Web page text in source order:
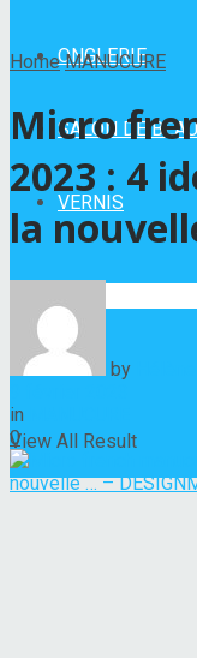
ONGLERIE
SALON DE
VERNIS
No Result
View All Result
Home MANUCURE
Micro
2023 : 4
la
by
in
0